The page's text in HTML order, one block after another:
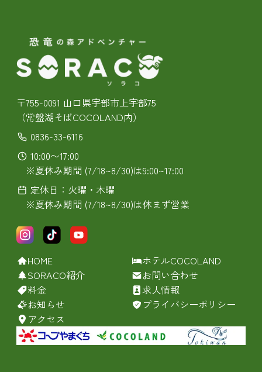
〒755-0091 山口県宇部市上宇部75
（常盤湖そばCOCOLAND内）
0836-33-6116
10:00〜17:00
※夏休み期間 (7/18~8/30)は9:00~17:00
定休日：火曜・木曜
※夏休み期間 (7/18~8/30)は休まず営業
HOME
SORACO紹介
料金
お知らせ
アクセス
ホテルCOCOLAND
お問い合わせ
求人情報
プライバシーポリシー